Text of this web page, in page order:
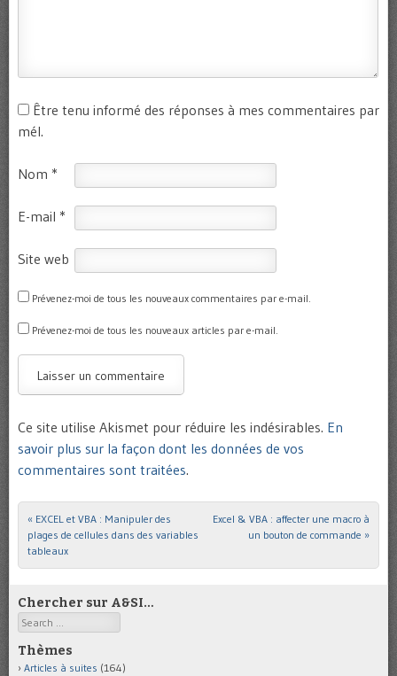
Être tenu informé des réponses à mes commentaires par
mél.
Nom *
E-mail *
Site web
Prévenez-moi de tous les nouveaux commentaires par e-mail.
Prévenez-moi de tous les nouveaux articles par e-mail.
Ce site utilise Akismet pour réduire les indésirables. En
savoir plus sur la façon dont les données de vos
commentaires sont traitées.
Post navigation
« EXCEL et VBA : Manipuler des
plages de cellules dans des variables
tableaux
Excel & VBA : affecter une macro à
un bouton de commande »
Chercher sur A&SI…
Search
Thèmes
Articles à suites (164)